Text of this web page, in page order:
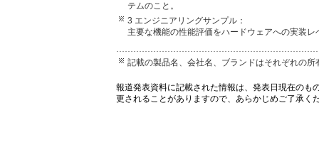
テムのこと。
3 エンジニアリングサンプル：
主要な機能の性能評価をハードウェアへの実装
記載の製品名、会社名、ブランドはそれぞれの所
報道発表資料に記載された情報は、発表日現在のも
更されることがありますので、あらかじめご了承く